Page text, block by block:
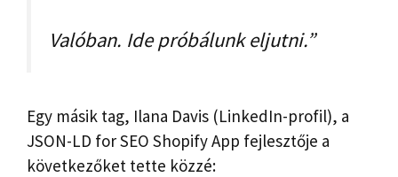
Valóban. Ide próbálunk eljutni.”
Egy másik tag, Ilana Davis (LinkedIn-profil), a
JSON-LD for SEO Shopify App fejlesztője a
következőket tette közzé: